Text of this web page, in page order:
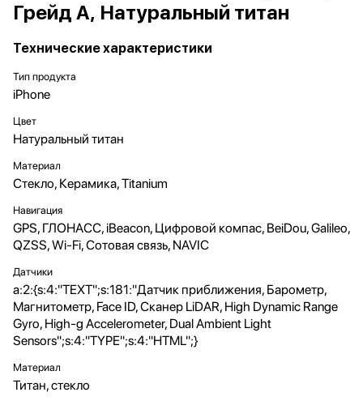
Грейд A, Натуральный титан
Технические характеристики
Тип продукта
iPhone
Цвет
Натуральный титан
Материал
Стекло, Керамика, Titanium
Навигация
GPS, ГЛОНАСС, iBeacon, Цифровой компас, BeiDou, Galileo,
QZSS, Wi-Fi, Сотовая связь, NAVIC
Датчики
a:2:{s:4:"TEXT";s:181:"Датчик приближения, Барометр,
Магнитометр, Face ID, Сканер LiDAR, High Dynamic Range
Gyro, High-g Accelerometer, Dual Ambient Light
Sensors";s:4:"TYPE";s:4:"HTML";}
Материал
Титан, стекло